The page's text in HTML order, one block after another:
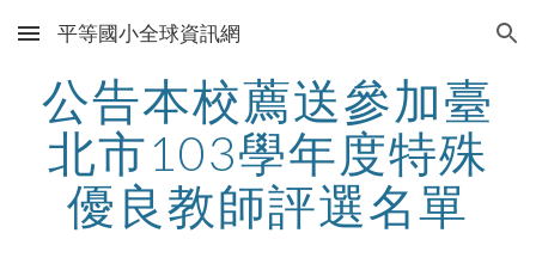
Skip to main content Skip to navigation
平等國小全球資訊網
公告本校薦送參加臺
北市103學年度特殊
優良教師評選名單